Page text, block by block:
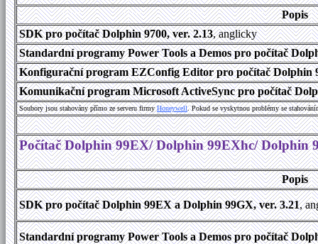
Popis
SDK pro počítač Dolphin 9700, ver. 2.13, anglicky
Standardní programy Power Tools a Demos pro počítač
Konfigurační program EZConfig Editor pro počítač Dolphin
Komunikační program Microsoft ActiveSync pro počítač
Soubory jsou stahovány přímo ze serveru firmyHoneywell. Pokud se vyskytnou problémy se
Počítač Dolphin 99EX/ Dolphin 99EXhc/ Dolphin
Popis
SDK pro počítač Dolphin 99EX a Dolphin 99GX, ver. 3.21,
Standardní programy Power Tools a Demos pro počítač